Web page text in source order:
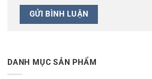
DANH MỤC SẢN PHẨM